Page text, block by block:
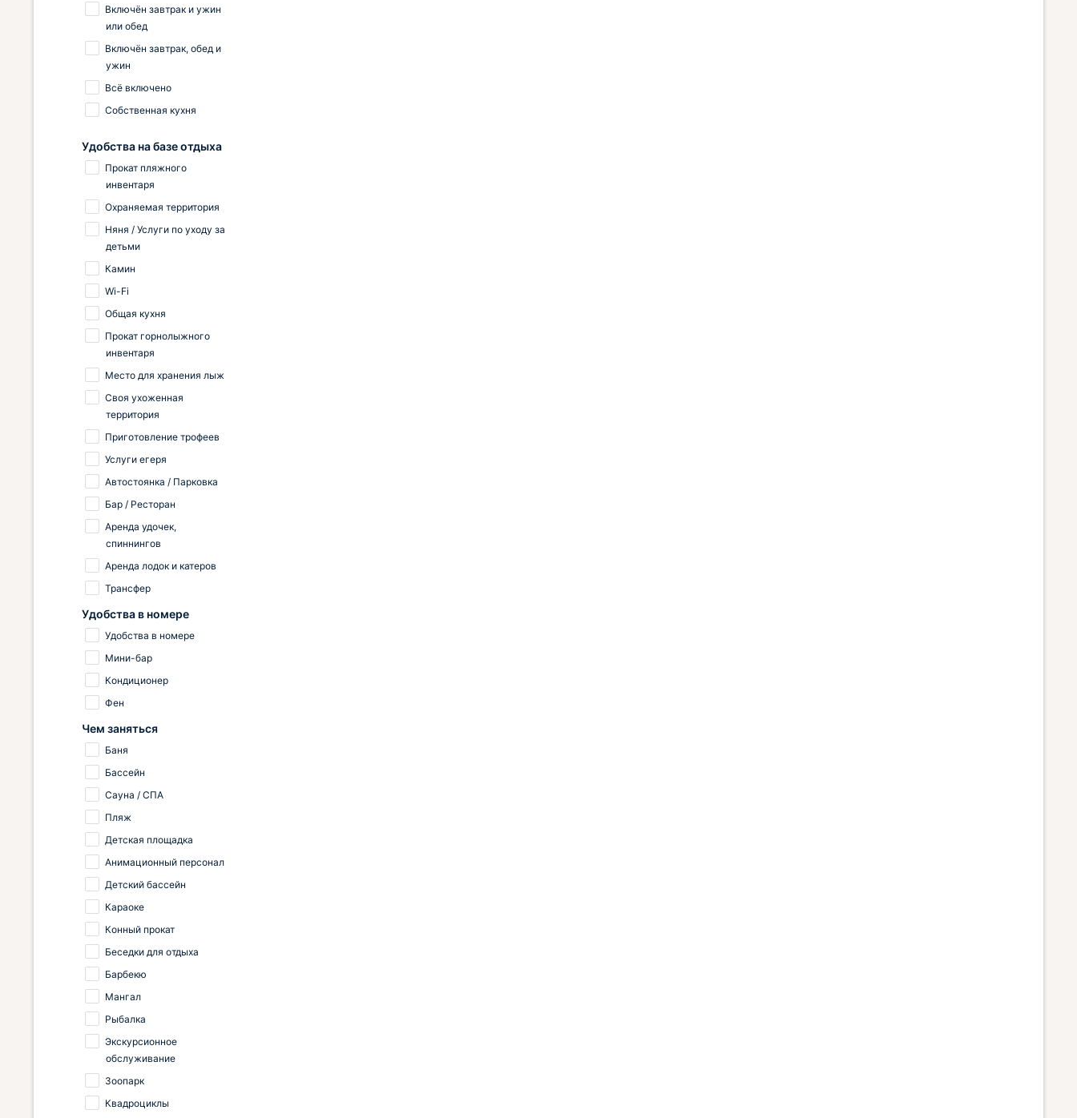
Включён завтрак и ужин
или обед
Включён завтрак, обед и
ужин
Всё включено
Собственная кухня
Удобства на базе отдыха
Прокат пляжного
инвентаря
Охраняемая территория
Няня / Услуги по уходу за
детьми
Камин
Wi-Fi
Общая кухня
Прокат горнолыжного
инвентаря
Место для хранения лыж
Своя ухоженная
территория
Приготовление трофеев
Услуги егеря
Автостоянка / Парковка
Бар / Ресторан
Аренда удочек,
спиннингов
Аренда лодок и катеров
Трансфер
Удобства в номере
Удобства в номере
Мини-бар
Кондиционер
Фен
Чем заняться
Баня
Бассейн
Сауна / СПА
Пляж
Детская площадка
Анимационный персонал
Детский бассейн
Караоке
Конный прокат
Беседки для отдыха
Барбекю
Мангал
Рыбалка
Экскурсионное
обслуживание
Зоопарк
Квадроциклы